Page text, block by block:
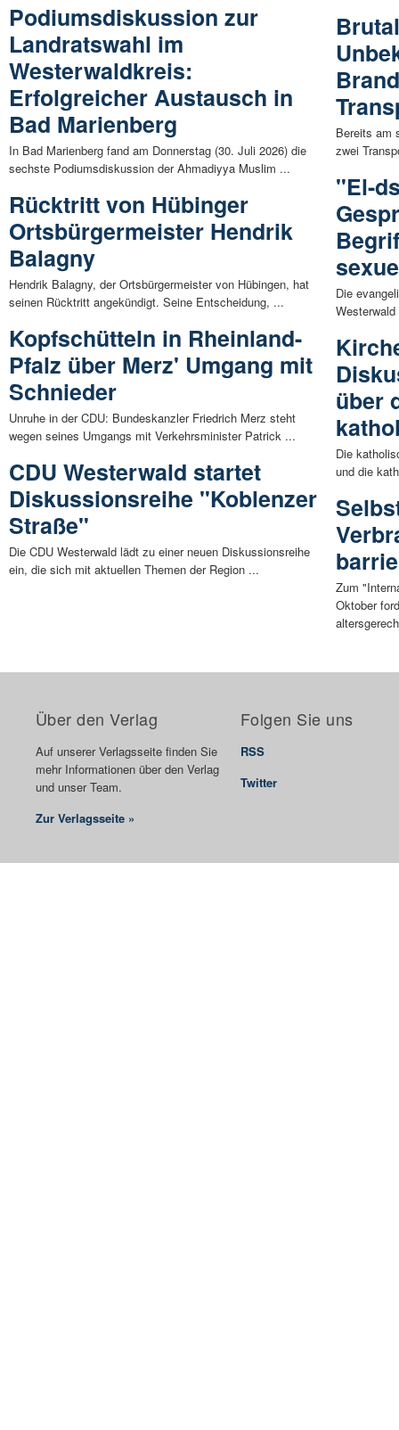
Podiumsdiskussion zur
Landratswahl im
Westerwaldkreis:
Erfolgreicher Austausch in
Bad Marienberg
In Bad Marienberg fand am Donnerstag (30. Juli 2026) die
sechste Podiumsdiskussion der Ahmadiyya Muslim ...
Rücktritt von Hübinger
Ortsbürgermeister Hendrik
Balagny
Hendrik Balagny, der Ortsbürgermeister von Hübingen, hat
seinen Rücktritt angekündigt. Seine Entscheidung, ...
Kopfschütteln in Rheinland-
Pfalz über Merz' Umgang mit
Schnieder
Unruhe in der CDU: Bundeskanzler Friedrich Merz steht
wegen seines Umgangs mit Verkehrsminister Patrick ...
CDU Westerwald startet
Diskussionsreihe "Koblenzer
Straße"
Die CDU Westerwald lädt zu einer neuen Diskussionsreihe
ein, die sich mit aktuellen Themen der Region ...
Bereits am
zwei
"El-
Die
über
Die
und die
Zum
Oktober
Über den Verlag
Auf unserer Verlagsseite finden Sie
mehr Informationen über den Verlag
und unser Team.
Zur Verlagsseite »
Folgen Sie uns
RSS
Twitter